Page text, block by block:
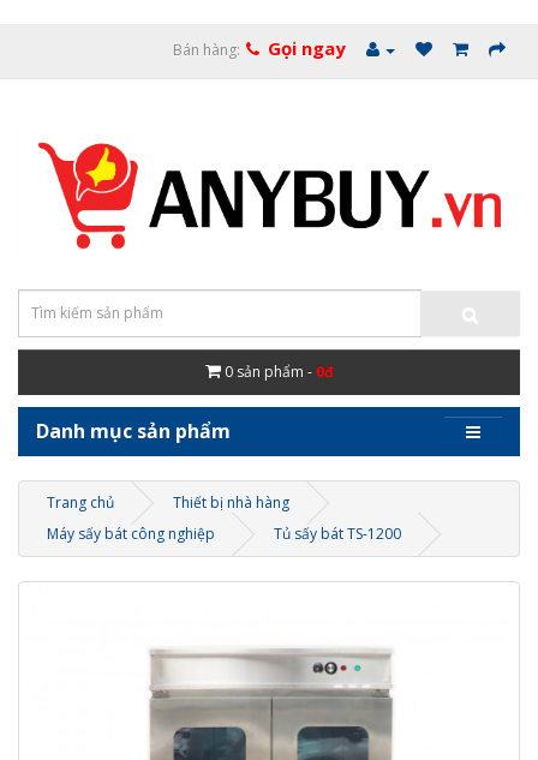
Bán hàng: Gọi ngay
0 sản phẩm - 0đ
Danh mục sản phẩm
Trang chủ
Thiết bị nhà hàng
Máy sấy bát công nghiệp
Tủ sấy bát TS-1200